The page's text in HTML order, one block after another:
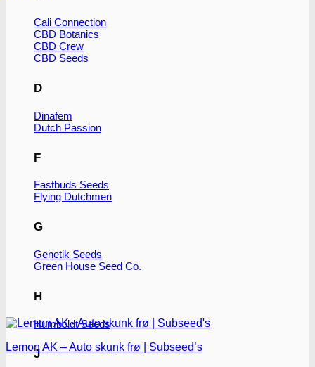
Cali Connection
CBD Botanics
CBD Crew
CBD Seeds
D
Dinafem
Dutch Passion
F
Fastbuds Seeds
Flying Dutchmen
G
Genetik Seeds
Green House Seed Co.
H
Humboldt Seeds
J
Lemon AK – Auto skunk frø | Subseed’s